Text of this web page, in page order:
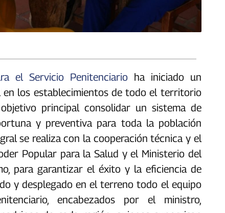
el Servicio Penitenciarioha iniciado un
los establecimientos de todo el territorio
principal consolidar un sistema de
y preventiva para toda la población
se realiza con la cooperación técnica y el
Popular para la Salud y el Ministerio del
para garantizar el éxito y la eficiencia de
y desplegado en el terreno todo el equipo
encabezados por el ministro,